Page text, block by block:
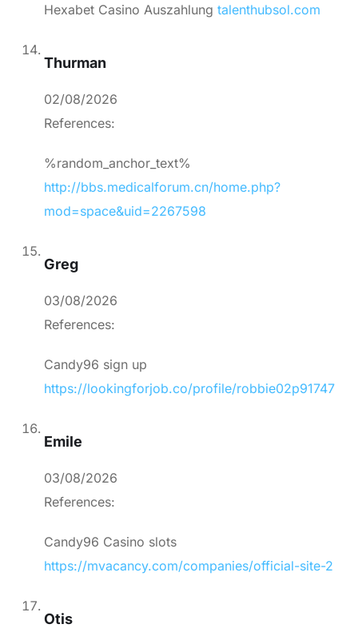
Hexabet Casino Auszahlung talenthubsol.com
Thurman
02/08/2026
References:
%random_anchor_text%
http://bbs.medicalforum.cn/home.php?
mod=space&uid=2267598
Greg
03/08/2026
References:
Candy96 sign up
https://lookingforjob.co/profile/robbie02p91747
Emile
03/08/2026
References:
Candy96 Casino slots
https://mvacancy.com/companies/official-site-2
Otis